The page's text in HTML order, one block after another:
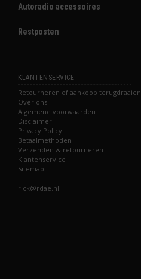
Autoradio accessoires
Restposten
KLANTENSERVICE
Retourneren of aankoop terugdraaien
Over ons
Algemene voorwaarden
Disclaimer
Privacy Policy
Betaalmethoden
Verzenden & retourneren
Klantenservice
Sitemap
rick@rdae.nl